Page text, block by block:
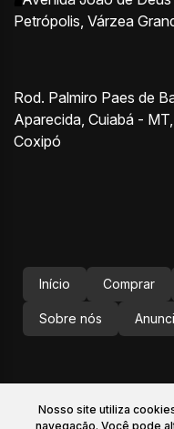
Nosso site utiliza
navegação. Você pode
Petrópolis Várzea
Rod. Palmiro Paes de
Aparecida, Cuiabá -
Coxipó
Início Comprar
Sobre nós